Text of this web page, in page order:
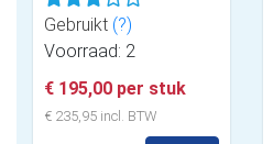
Gebruikt (?)
Voorraad: 2
€ 195,00 per stuk
€ 235,95 incl. BTW